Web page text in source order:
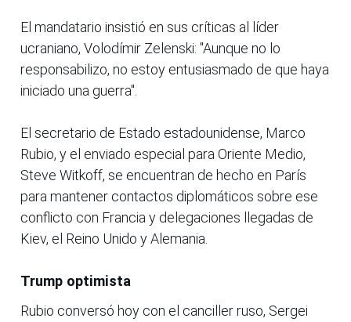
El mandatario insistió en sus críticas al líder
ucraniano, Volodímir Zelenski: "Aunque no lo
responsabilizo, no estoy entusiasmado de que haya
iniciado una guerra".
El secretario de Estado estadounidense, Marco
Rubio, y el enviado especial para Oriente Medio,
Steve Witkoff, se encuentran de hecho en París
para mantener contactos diplomáticos sobre ese
conflicto con Francia y delegaciones llegadas de
Kiev, el Reino Unido y Alemania.
Trump optimista
Rubio conversó hoy con el canciller ruso, Sergei